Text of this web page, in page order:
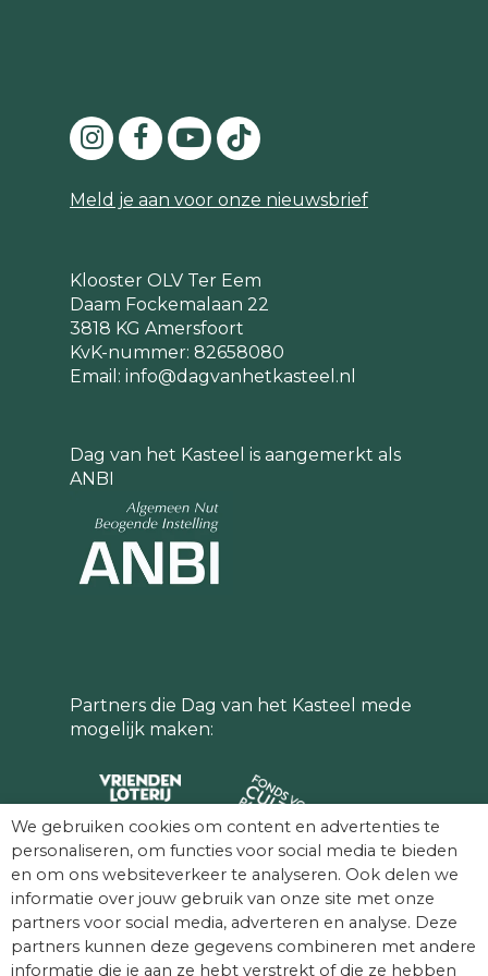
Meld je aan voor onze nieuwsbrief
Klooster OLV Ter Eem
Daam Fockemalaan 22
3818 KG Amersfoort
KvK-nummer: 82658080
Email: info@dagvanhetkasteel.nl
Dag van het Kasteel is aangemerkt als
ANBI
Partners die Dag van het Kasteel mede
mogelijk maken:
We gebruiken cookies om content en advertenties te
personaliseren, om functies voor social media te bieden
en om ons websiteverkeer te analyseren. Ook delen we
informatie over jouw gebruik van onze site met onze
partners voor social media, adverteren en analyse. Deze
partners kunnen deze gegevens combineren met andere
informatie die je aan ze hebt verstrekt of die ze hebben